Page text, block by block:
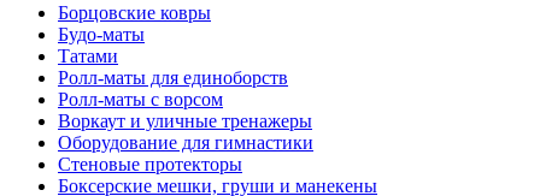
Борцовские ковры
Будо-маты
Татами
Ролл-маты для единоборств
Ролл-маты с ворсом
Воркаут и уличные тренажеры
Оборудование для гимнастики
Стеновые протекторы
Боксерские мешки, груши и манекены